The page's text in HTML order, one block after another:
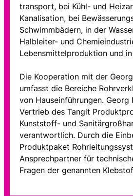
transport, bei Kühl- und
Kanalisation, bei
Schwimmbädern, in der
Halbleiter- und
Lebensmittelproduktion und
Die Kooperation mit der
umfasst die Bereiche
von Hauseinführungen.
Vertrieb des Tangit
Kunststoff- und
verantwortlich. Durch die
Produktpaket
Ansprechpartner für
Fragen der genannten